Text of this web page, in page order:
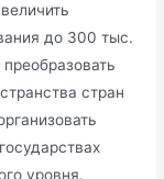
до 300 тыс.
стран
уровня.